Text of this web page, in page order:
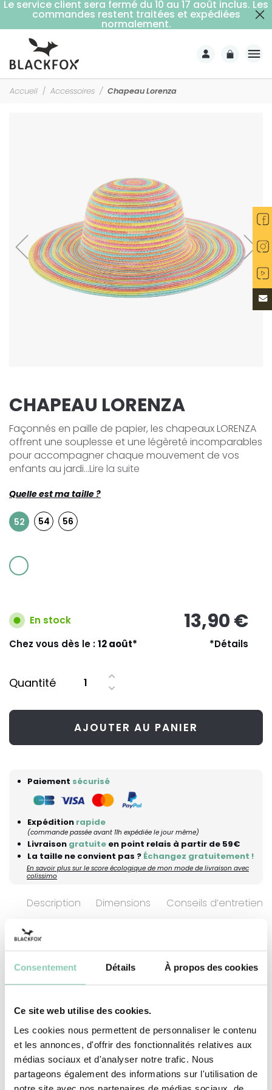
Consentement Détails À propos des cookies
Ce site web utilise des cookies.
Les cookies nous permettent de personnaliser le contenu
et les annonces, d'offrir des fonctionnalités relatives aux
médias sociaux et d'analyser notre trafic. Nous
partageons également des informations sur l'utilisation de
Livraison offerte dès 59€ d'achats (point relais)
Accueil Accessoires Chapeau Lorenza
CHAPEAU LORENZA
Façonnés en paille de papier, les chapeaux LORENZA
offrent une souplesse et une légèreté incomparables
pour accompagner chaque mouvement de vos
enfants au jardi...Lire la suite
Quelle est ma taille ?
52 54 56
En stock 13,90 €
Chez vous dès le :12 août* *Détails
Quantité
AJOUTER AU PANIER
Paiement sécurisé
Expédition rapide
(commande passée avant 11h expédiée le jour même)
Livraison gratuite en point relais à partir de 59€
La taille ne convient pas ? Échangez gratuitement !
En savoir plus sur le score écologique de mon mode de livraison avec
colissimo
Description Dimensions Conseils d’entretien
Façonnés en paille de papier, les chapeaux
mouvement de vos enfants au jardin ou lors des
balades en forêt. Très malléables, ils se glissent
facilement dans un sac de cueillette sans jamais
perdre leur forme. Leurs nuances douces et
multicolores apportent une touche de gaieté et
Le service client sera fermé du 10 au 17 août inclus. Les
commandes restent traitées et expédiées
normalement.